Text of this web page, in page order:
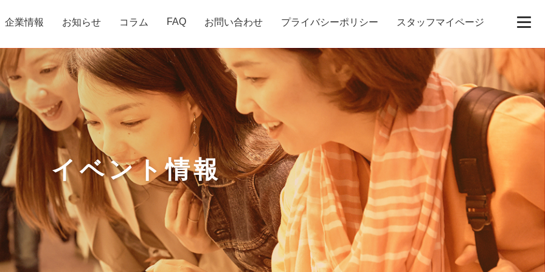
企業情報 お知らせ コラム FAQ お問い合わせ プライバシーポリシー スタッフマイページ
イベント情報